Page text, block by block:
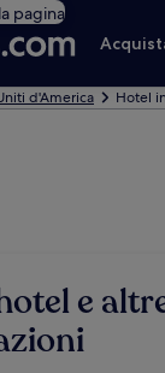
pagina
d'America Hotel
e